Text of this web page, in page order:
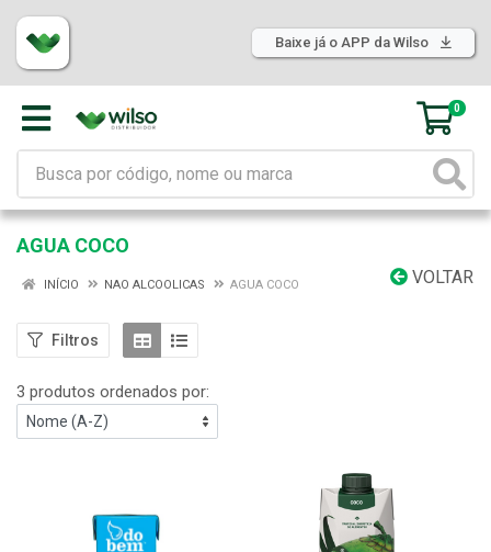
Baixe já o APP da Wilso
0
AGUA COCO
VOLTAR
INÍCIO NAO ALCOOLICAS AGUA COCO
Filtros
3 produtos ordenados por: